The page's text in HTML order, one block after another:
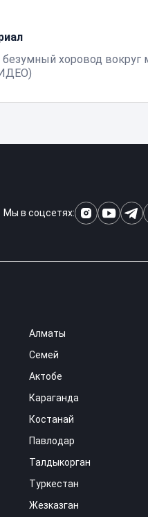
хоровод вокруг
Мы в соцсетях:
Алматы
Семей
Актобе
Караганда
Костанай
Павлодар
Талдыкорган
Туркестан
Жезказган